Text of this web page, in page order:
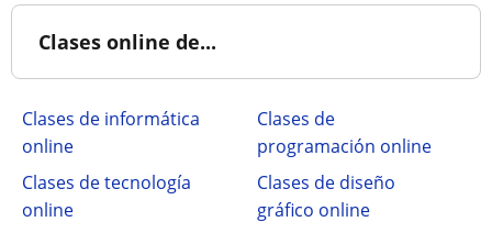
Clases online de...
Clases de informática
online
Clases de
programación online
Clases de tecnología
online
Clases de diseño
gráfico online